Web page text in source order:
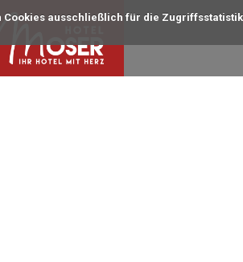
Cookies ausschließlich für die